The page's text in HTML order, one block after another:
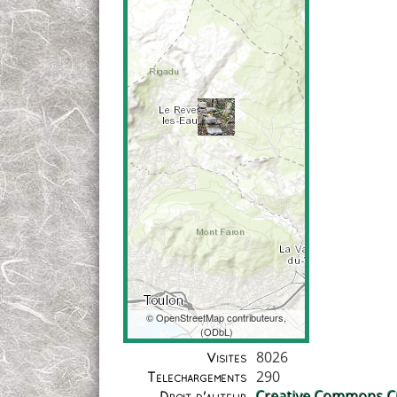
Coordonnées
©OpenStreetMapcontributeurs,
(ODbL )
Visites 8026
Téléchargements 290